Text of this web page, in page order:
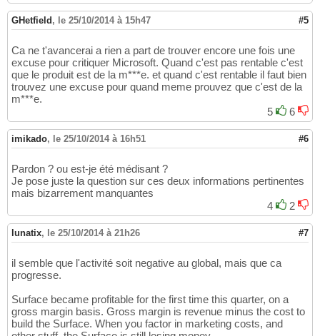
GHetfield , le 25/10/2014 à 15h47 #5
Ca ne t'avancerai a rien a part de trouver encore une fois une
excuse pour critiquer Microsoft. Quand c'est pas rentable c'est
que le produit est de la m***e. et quand c'est rentable il faut bien
trouvez une excuse pour quand meme prouvez que c'est de la
m***e.
5
6
imikado, le 25/10/2014 à 16h51 #6
Pardon ? ou est-je été médisant ?
Je pose juste la question sur ces deux informations pertinentes
mais bizarrement manquantes
4
2
lunatix, le 25/10/2014 à 21h26 #7
il semble que l'activité soit negative au global, mais que ca
progresse.
Surface became profitable for the first time this quarter, on a
gross margin basis. Gross margin is revenue minus the cost to
build the Surface. When you factor in marketing costs, and